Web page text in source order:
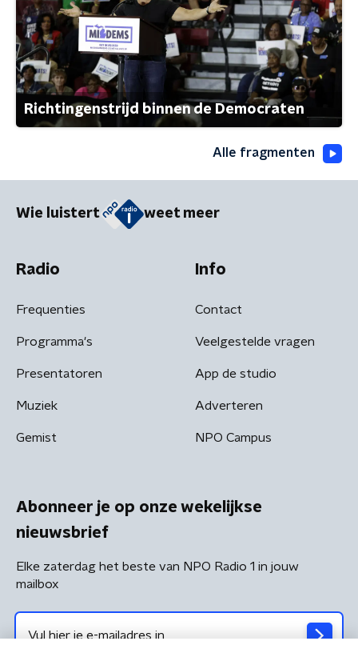
Richtingenstrijd binnen de Democraten
Alle fragmenten
Wie luistert weet meer
Radio
Frequenties
Programma's
Presentatoren
Muziek
Gemist
Info
Contact
Veelgestelde vragen
App de studio
Adverteren
NPO Campus
Abonneer je op onze wekelijkse
nieuwsbrief
Elke zaterdag het beste van NPO Radio 1 in jouw
mailbox